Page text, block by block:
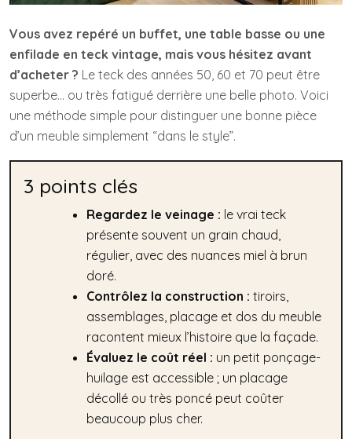
Vous avez repéré un buffet, une table basse ou une
enfilade en teck vintage, mais vous hésitez avant
d’acheter ? Le teck des années 50, 60 et 70 peut être
superbe… ou très fatigué derrière une belle photo. Voici
une méthode simple pour distinguer une bonne pièce
d’un meuble simplement “dans le style”.
3 points clés
Regardez le veinage : le vrai teck
présente souvent un grain chaud,
régulier, avec des nuances miel à brun
doré.
Contrôlez la construction : tiroirs,
assemblages, placage et dos du meuble
racontent mieux l’histoire que la façade.
Évaluez le coût réel : un petit ponçage-
huilage est accessible ; un placage
décollé ou très poncé peut coûter
beaucoup plus cher.